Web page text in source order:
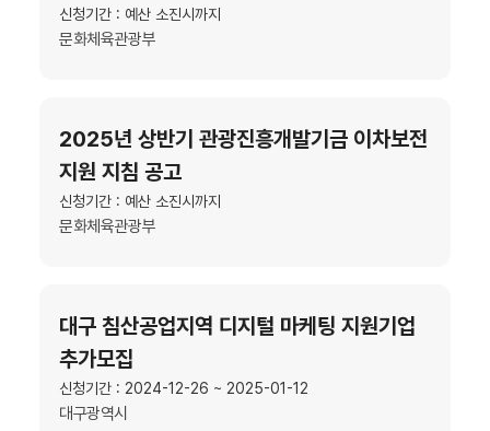
신청기간 : 예산 소진시까지
문화체육관광부
2025년 상반기 관광진흥개발기금 이차보전
지원 지침 공고
신청기간 : 예산 소진시까지
문화체육관광부
대구 침산공업지역 디지털 마케팅 지원기업
추가모집
신청기간 : 2024-12-26 ~ 2025-01-12
대구광역시